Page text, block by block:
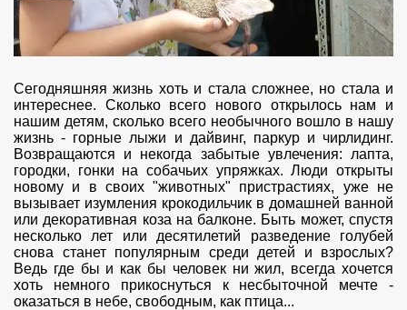
Сегодняшняя жизнь хоть и стала сложнее, но стала и
интереснее. Сколько всего нового открылось нам и
нашим детям, сколько всего необычного вошло в нашу
жизнь - горные лыжи и дайвинг, паркур и чирлидинг.
Возвращаются и некогда забытые увлечения: лапта,
городки, гонки на собачьих упряжках. Люди открыты
новому и в своих "животных" пристрастиях, уже не
вызывает изумления крокодильчик в домашней ванной
или декоративная коза на балконе. Быть может, спустя
несколько лет или десятилетий разведение голубей
снова станет популярным среди детей и взрослых?
Ведь где бы и как бы человек ни жил, всегда хочется
хоть немного прикоснуться к несбыточной мечте -
оказаться в небе, свободным, как птица...